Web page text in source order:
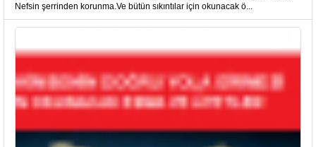
Nefsin şerrinden korunma.Ve bütün sıkıntılar için okunacak ö...